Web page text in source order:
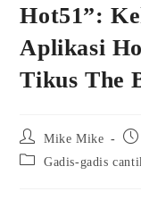
Hot51”:
Aplikasi
Tikus The
Post
author:
Mike Mike
Post
Post Gadis-gadis